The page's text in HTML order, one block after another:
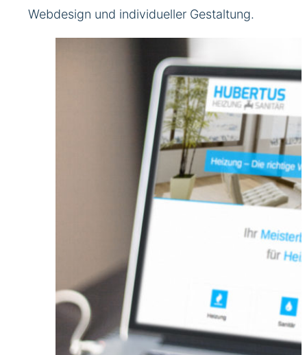
Webdesign und individueller Gestaltung.